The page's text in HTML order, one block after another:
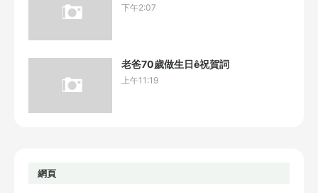
下午2:07
老爸70歲做生日ê祝賀詞
上午11:19
網頁